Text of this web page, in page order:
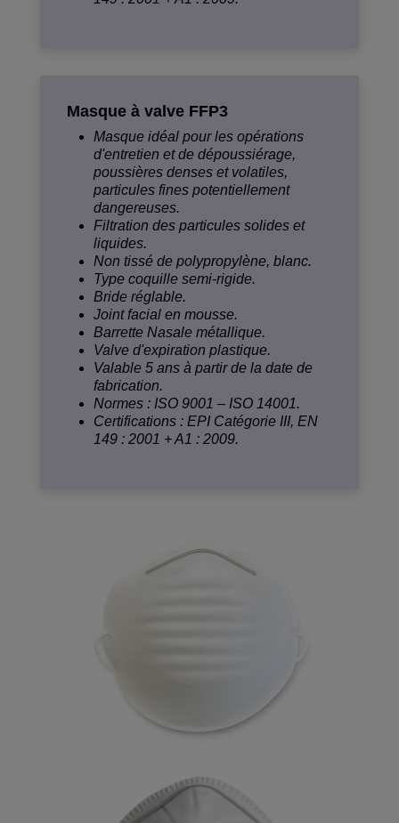
Masque à valve FFP3
Masque idéal pour les opérations
d'entretien et de dépoussiérage,
poussières denses et volatiles,
particules fines potentiellement
dangereuses.
Filtration des particules solides et
liquides.
Non tissé de polypropylène, blanc.
Type coquille semi-rigide.
Bride réglable.
Joint facial en mousse.
Barrette Nasale métallique.
Valve d'expiration plastique.
Valable 5 ans à partir de la date de
fabrication.
Normes : ISO 9001 – ISO 14001.
Certifications : EPI Catégorie III, EN
149 : 2001 + A1 : 2009.